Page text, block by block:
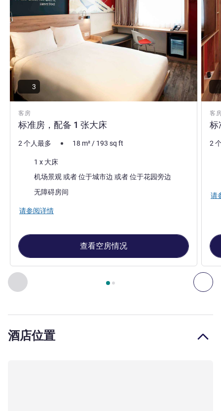
上一个 - 客房 下
第 页，共 , 客房 1 : 标准房，配备 1 张大床 , 客房 2 :
客房
标准房，配备 1 张大床
3
2 个人最多 18 m²/ 193 sq ft
床上用品1 x 大床
机场景观 或者 位于城市边 或者 位于花园旁边
无障碍房间
请参阅详情
查看空房情况
客
标
2
请
酒店位置